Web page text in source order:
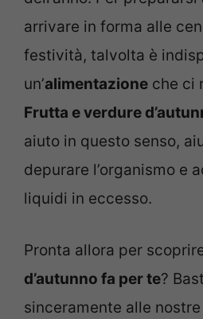
arrivare in forma alle
festività, talvolta è
un’alimentazione che ci
Frutta e verdure
aiuto in questo senso,
depurare l’organismo e
liquidi in eccesso.
Pronta allora per
d’autunno fa per te?
sinceramente alle